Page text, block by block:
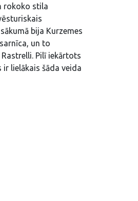
rokoko stila
bija Kurzemes
un to
Pilī iekārtots
lielākais šāda veida